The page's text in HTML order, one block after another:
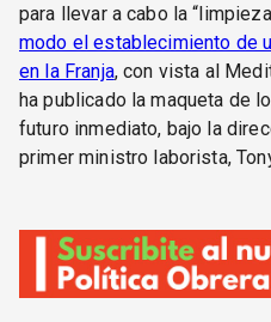
para llevar a cabo la
modo el establecimiento de
en la Franja, con vista al
ha publicado la maqueta de
futuro inmediato, bajo la
primer ministro laborista,